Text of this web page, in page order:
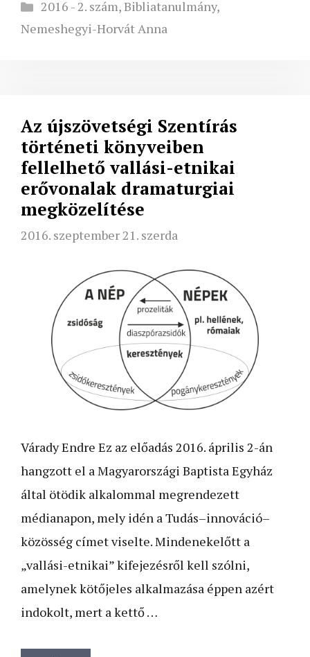
Kategória
2016 - 2. szám,Bibliatanulmány,
Nemeshegyi-Horvát Anna
Az újszövetségi Szentírás
történeti könyveiben
fellelhető vallási-etnikai
erővonalak dramaturgiai
megközelítése
2016. szeptember 21. szerda
Várady Endre Ez az előadás 2016. április 2-án
hangzott el a Magyarországi Baptista Egyház
által ötödik alkalommal megrendezett
médianapon, mely idén a Tudás–innováció–
közösség címet viselte. Mindenekelőtt a
„vallási-etnikai” kifejezésről kell szólni,
amelynek kötőjeles alkalmazása éppen azért
indokolt, mert a kettő …